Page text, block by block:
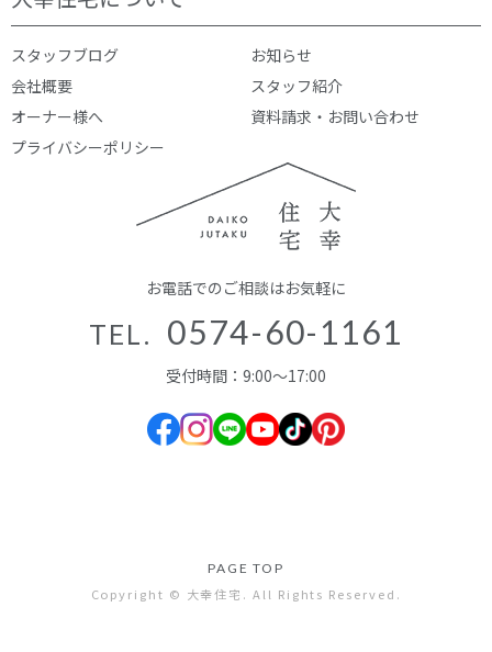
お電話でのご相談はお気軽に
TEL. 0574-60-1161
受付時間：9:00～17:00
スタッフブログ
お知らせ
会社概要
スタッフ紹介
オーナー様へ
資料請求・お問い合わせ
プライバシーポリシー
Copyright © 大幸住宅. All Rights Reserved.
PAGE TOP